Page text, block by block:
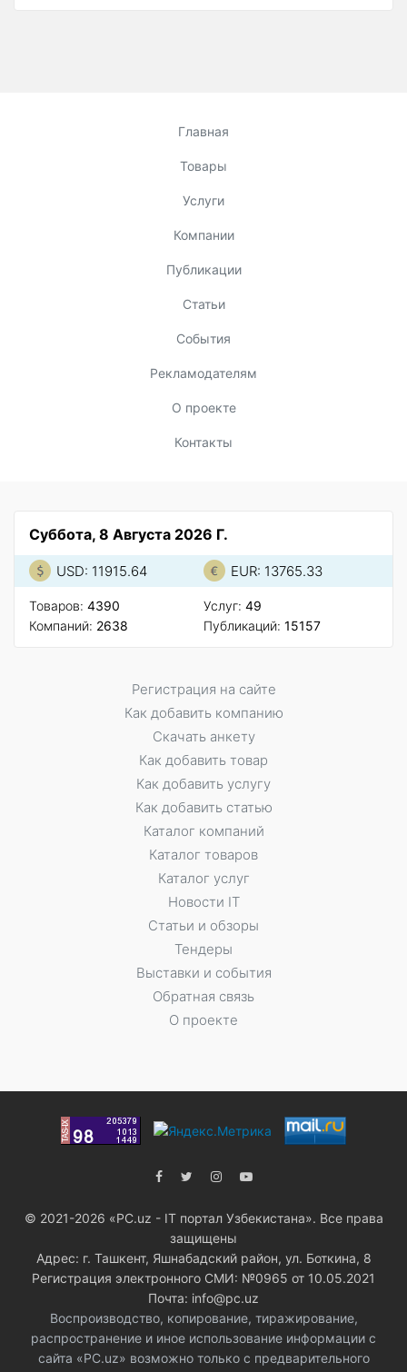
Главная
Товары
Услуги
Компании
Публикации
Статьи
События
Рекламодателям
О проекте
Контакты
Суббота, 8 Августа 2026 Г.
USD: 11915.64 EUR: 13765.33
Товаров: 4390
Компаний: 2638
Услуг: 49
Публикаций: 15157
Регистрация на сайте
Как добавить компанию
Скачать анкету
Как добавить товар
Как добавить услугу
Как добавить статью
Каталог компаний
Каталог товаров
Каталог услуг
Новости IT
Статьи и обзоры
Тендеры
Выставки и события
Обратная связь
О проекте
© 2021-2026 «PC.uz - IT портал Узбекистана». Все права
защищены
Адрес: г. Ташкент, Яшнабадский район, ул. Боткина, 8
Регистрация электронного СМИ: №0965 от 10.05.2021
Почта: info@pc.uz
Воспроизводство, копирование, тиражирование,
распространение и иное использование информации с
сайта «PC.uz» возможно только с предварительного